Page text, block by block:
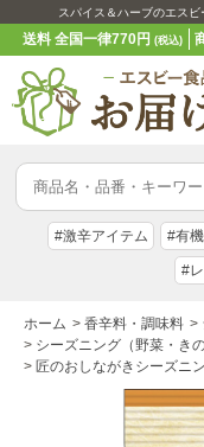
スパイス＆ハーブのエスビ
送料 全国一律770円(税込)
#激辛アイテム #有
#
ホーム > 香辛料・調味料 >
> シーズニング（野菜・きの
> 匠のおしながきシーズ